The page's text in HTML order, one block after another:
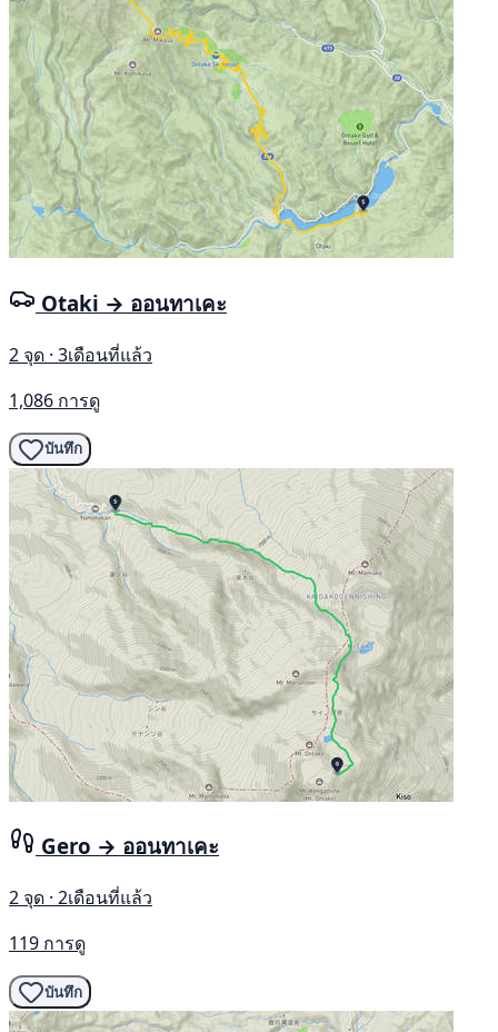
Otaki → ออนทาเคะ
2 จุด · 3เดือนที่แล้ว
1,086 การดู
บันทึก
Gero → ออนทาเคะ
2 จุด · 2เดือนที่แล้ว
119 การดู
บันทึก